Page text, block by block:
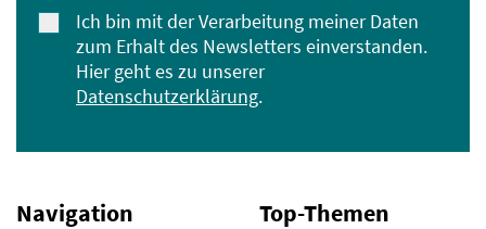
Ich bin mit der Verarbeitung meiner Daten
zum Erhalt des Newsletters einverstanden.
Hier geht es zu unserer
Datenschutzerklärung.
Navigation Top-Themen